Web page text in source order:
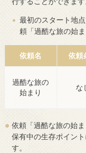
最初のスタート地
頼「過酷な旅の始
依頼名 依頼
過酷な旅の
始まり
な
依頼「過酷な旅の始
保有中の生存ポイン
す。